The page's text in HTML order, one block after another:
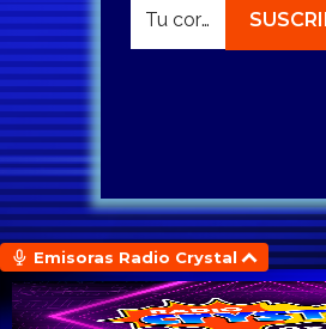
Emisoras Radio Crystal